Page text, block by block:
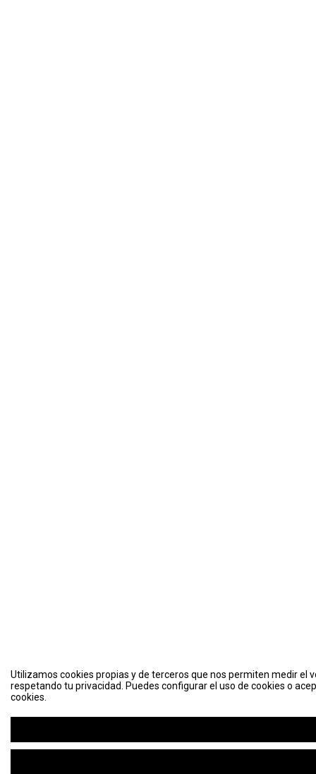
Utilizamos cookies propias y de terceros que nos permiten medir el
respetando tu privacidad. Puedes configurar el uso de cookies o
cookies.